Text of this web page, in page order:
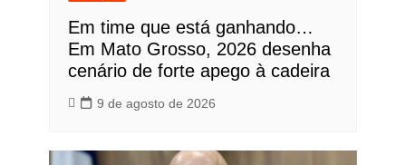
Em time que está ganhando…
Em Mato Grosso, 2026 desenha
cenário de forte apego à cadeira
9 de agosto de 2026